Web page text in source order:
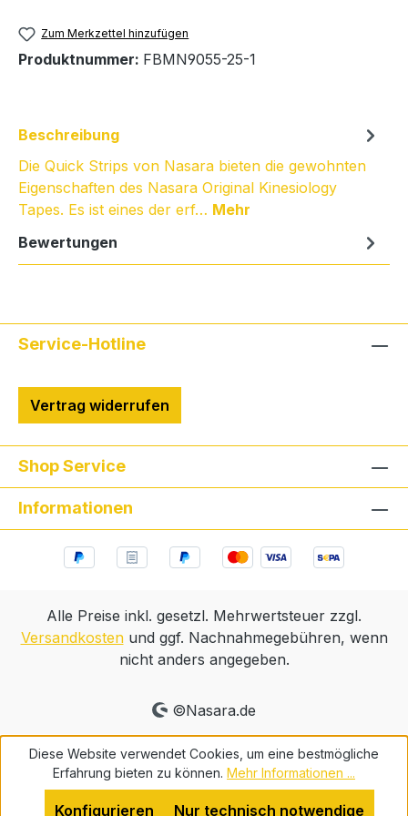
Zum Merkzettel hinzufügen
Produktnummer: FBMN9055-25-1
Beschreibung
Die Quick Strips von Nasara bieten die gewohnten
Eigenschaften des Nasara Original Kinesiology
Tapes. Es ist eines der erf… Mehr
Bewertungen
Service-Hotline
Vertrag widerrufen
Shop Service
Informationen
Alle Preise inkl. gesetzl. Mehrwertsteuer zzgl.
Versandkostenund ggf. Nachnahmegebühren, wenn
nicht anders angegeben.
©Nasara.de
Diese Website verwendet Cookies, um eine bestmögliche
Erfahrung bieten zu können. Mehr Informationen ...
Nur technisch notwendige
Konfigurieren